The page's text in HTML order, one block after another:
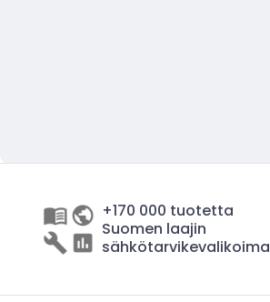
+170 000 tuotetta
Suomen laajin
sähkötarvikevalikoima